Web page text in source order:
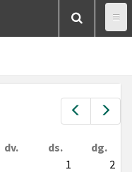
Prev
dv. ds.
dg.
1
2